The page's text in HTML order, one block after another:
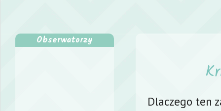
Dlaczego ten
Obserwatorzy